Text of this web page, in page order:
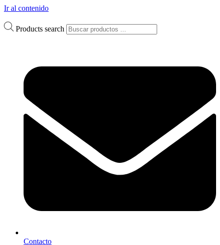
Ir al contenido
Products search
Contacto